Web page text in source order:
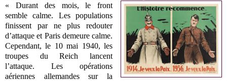
« Durant des mois, le front
semble calme. Les populations
finissent par ne plus redouter
d’attaque et Paris demeure calme.
Cependant, le 10 mai 1940, les
troupes du Reich lancent
l’attaque. Les opérations
aériennes allemandes sur la